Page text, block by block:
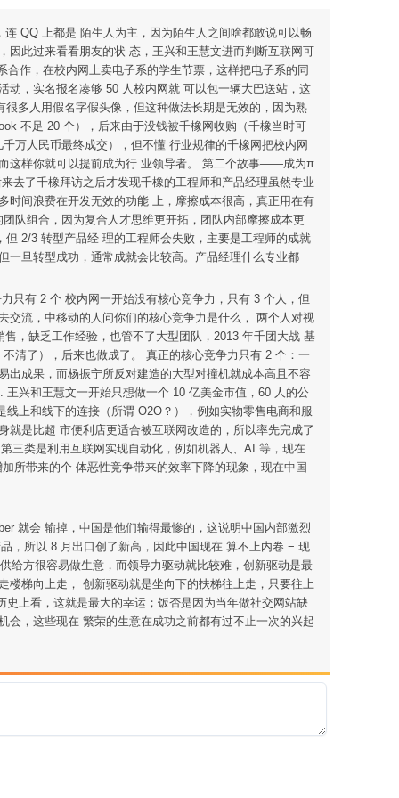
QQ 上都是 陌生人为主，因为陌生人之间啥都敢说可以畅
因此过来看看朋友的状 态，王兴和王慧文进而判断互联网可
作，在校内网上卖电子系的学生节票，这样把电子系的同
动，实名报名凑够 50 人校内网就 可以包一辆大巴送站，这
多人用假名字假头像，但这种做法长期是无效的，因为熟
不足 20 个），后来由于没钱被千橡网收购（千橡当时可
万人民币最终成交），但不懂 行业规律的千橡网把校内网
这样你就可以提前成为行 业领导者。 第二个故事——成为π
去了千橡拜访之后才发现千橡的工程师和产品经理虽然专业
时间浪费在开发无效的功能 上，摩擦成本很高，真正用在有
队组合，因为复合人才思维更开拓，团队内部摩擦成本更
2/3 转型产品经 理的工程师会失败，主要是工程师的成就
一旦转型成功，通常成就会比较高。产品经理什么专业都
只有 2 个 校内网一开始没有核心竞争力，只有 3 个人，但
交流，中移动的人问你们的核心竞争力是什么， 两个人对视
，缺乏工作经验，也管不了大型团队，2013 年千团大战 基
清了），后来也做成了。 真正的核心竞争力只有 2 个：一
成果，而杨振宁所反对建造的大型对撞机就成本高且不容
兴和王慧文一开始只想做一个 10 亿美金市值，60 人的公
上和线下的连接（所谓 O2O？），例如实物零售电商和服
是比超 市便利店更适合被互联网改造的，所以率先完成了
三类是利用互联网实现自动化，例如机器人、AI 等，现在
所带来的个 体恶性竞争带来的效率下降的现象，现在中国
就会 输掉，中国是他们输得最惨的，这说明中国内部激烈
，所以 8 月出口创了新高，因此中国现在 算不上内卷 − 现
方很容易做生意，而领导力驱动就比较难，创新驱动是最
梯向上走， 创新驱动就是坐向下的扶梯往上走，只要往上
上看，这就是最大的幸运；饭否是因为当年做社交网站缺
，这些现在 繁荣的生意在成功之前都有过不止一次的兴起